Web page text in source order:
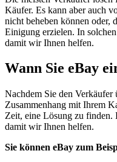
Käufer. Es kann aber auch
nicht beheben können oder,
Einigung erzielen. In
damit wir Ihnen helfen.
Wann Sie eBay
Nachdem Sie den Verkäufer
Zusammenhang mit Ihrem
Zeit, eine Lösung zu finden.
damit wir Ihnen helfen.
Sie können eBay zum